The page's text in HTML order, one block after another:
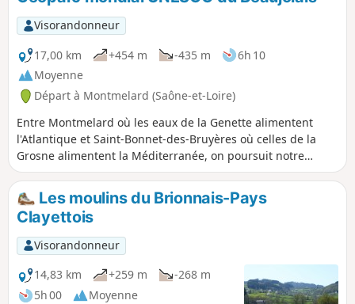
Visorandonneur
17,00 km
+454 m -435 m
6h 10
Moyenne
Départ à Montmelard (Saône-et-Loire)
Entre Montmelard où les eaux de la Genette alimentent
l'Atlantique et Saint-Bonnet-des-Bruyères où celles de la
Grosne alimentent la Méditerranée, on poursuit notre
itinérance sur la ligne de partage des eaux. On traverse
deux zones naturelles d'intérêt écologique, faunistique et
floristique (ZNIEFF), puis après une incursion dans la zone
Natura 2000 du bocage, des forêts et des milieux humides
du bassin de la Grosne et du Clunisois, on entre dans le
Géoparc mondial UNESCO du Beaujolais.
Les moulins du Brionnais-Pays
Clayettois
Visorandonneur
14,83 km
+259 m
-268 m
5h 00
Moyenne